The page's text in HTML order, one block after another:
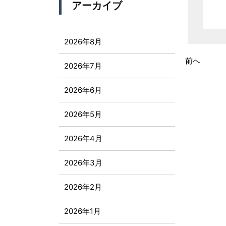
前へ
アーカイブ
2026年8月
2026年7月
2026年6月
2026年5月
2026年4月
2026年3月
2026年2月
2026年1月